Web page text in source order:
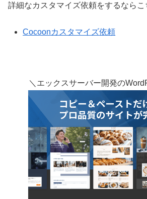
詳細なカスタマイズ依頼をするならこ
Cocoonカスタマイズ依頼
＼エックスサーバー開発の